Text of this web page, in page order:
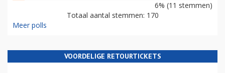
6% (11 stemmen)
Totaal aantal stemmen: 170
Meer polls
VOORDELIGE RETOURTICKETS